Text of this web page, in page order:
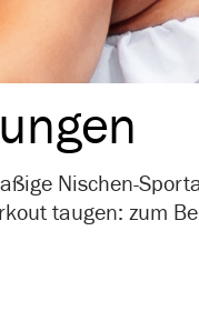
Nischen-
taugen: zum